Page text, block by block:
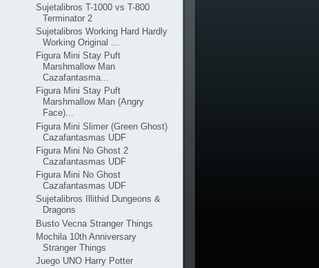
Sujetalibros T-1000 vs T-800
Terminator 2
Sujetalibros Working Hard Hardly
Working Original ...
Figura Mini Stay Puft
Marshmallow Man
Cazafantasma...
Figura Mini Stay Puft
Marshmallow Man (Angry
Face)...
Figura Mini Slimer (Green Ghost)
Cazafantasmas UDF
Figura Mini No Ghost 2
Cazafantasmas UDF
Figura Mini No Ghost
Cazafantasmas UDF
Sujetalibros Illithid Dungeons &
Dragons
Busto Vecna Stranger Things
Mochila 10th Anniversary
Stranger Things
Juego UNO Harry Potter